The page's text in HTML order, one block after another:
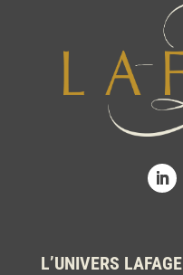
L’UNIVERS LAFAGE